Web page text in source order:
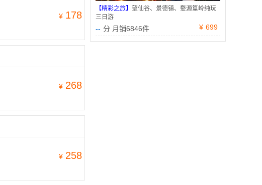
¥ 178
¥ 268
¥ 258
【精彩之旅】 望仙谷、景德镇、婺源篁岭纯玩
三日游
-- 分 月销6846件 ¥ 699